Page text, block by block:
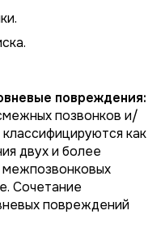
повреждения:
позвонков и/
как
двух и более
Сочетание
повреждений